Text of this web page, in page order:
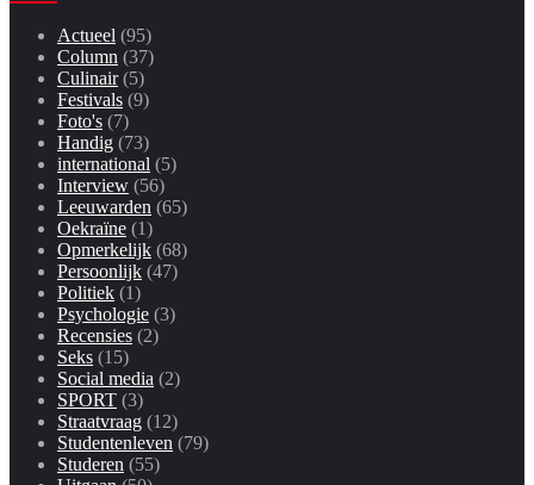
Actueel (95)
Column (37)
Culinair(5)
Festivals (9)
Foto's (7)
Handig (73)
international (5)
Interview (56)
Leeuwarden (65)
Oekraïne (1)
Opmerkelijk (68)
Persoonlijk (47)
Politiek (1)
Psychologie (3)
Recensies (2)
Seks (15)
Social media (2)
SPORT (3)
Straatvraag (12)
Studentenleven (79)
Studeren (55)